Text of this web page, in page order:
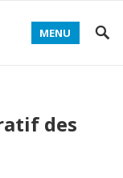
MENU
des